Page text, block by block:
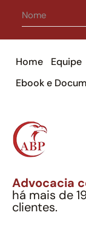
Home Equipe
Ebook e
Advocacia
há mais de
clientes.